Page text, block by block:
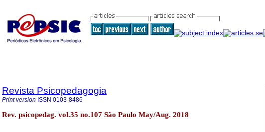
Revista Psicopedagogia
Print version ISSN 0103-8486
Rev. psicopedag. vol.35 no.107 São Paulo May/Aug. 2018